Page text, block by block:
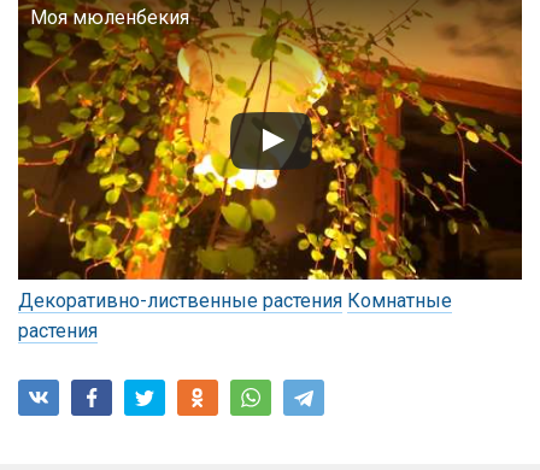
Моя мюленбекия
Декоративно-лиственные растения Комнатные
растения